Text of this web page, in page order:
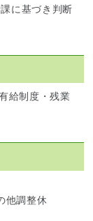
に基づき判断
給制度・残業
他調整休